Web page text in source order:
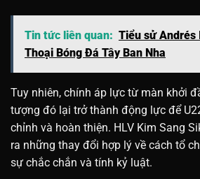
Tin tức liên quan: Tiểu sử Andrés
Thoại Bóng Đá Tây Ban Nha
Tuy nhiên, chính áp lực từ màn khởi
tượng đó lại trở thành động lực để
chỉnh và hoàn thiện. HLV Kim Sang
ra những thay đổi hợp lý về cách tổ
sự chắc chắn và tính kỷ luật.